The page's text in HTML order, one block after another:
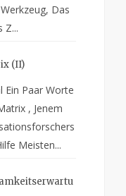
Das
Z...
(II)
Ein Paar Worte
, Jenem
Meisten...